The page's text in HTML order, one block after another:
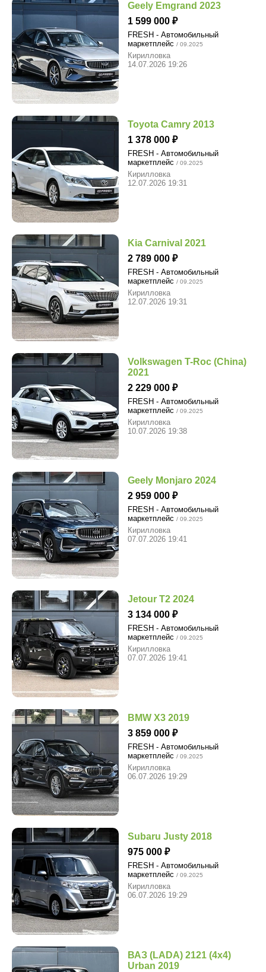
Geely Emgrand 2023
1 599 000
FRESH - Автомобильный
маркетплейс / 09.2025
Кирилловка
14.07.2026 19:26
Toyota Camry 2013
1 378 000
FRESH - Автомобильный
маркетплейс / 09.2025
Кирилловка
12.07.2026 19:31
Kia Carnival 2021
2 789 000
FRESH - Автомобильный
маркетплейс / 09.2025
Кирилловка
12.07.2026 19:31
Volkswagen T-Roc (China)
2021
2 229 000
FRESH - Автомобильный
маркетплейс / 09.2025
Кирилловка
10.07.2026 19:38
Geely Monjaro 2024
2 959 000
FRESH - Автомобильный
маркетплейс / 09.2025
Кирилловка
07.07.2026 19:41
Jetour T2 2024
3 134 000
FRESH - Автомобильный
маркетплейс / 09.2025
Кирилловка
07.07.2026 19:41
BMW X3 2019
3 859 000
FRESH - Автомобильный
маркетплейс / 09.2025
Кирилловка
06.07.2026 19:29
Subaru Justy 2018
975 000
FRESH - Автомобильный
маркетплейс / 09.2025
Кирилловка
06.07.2026 19:29
ВАЗ (LADA) 2121 (4x4)
Urban 2019